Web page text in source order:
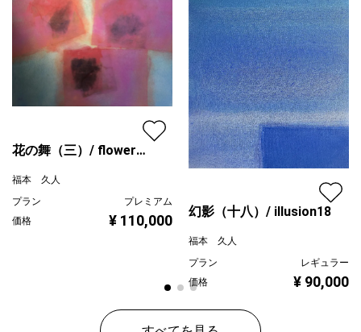
配送目安
二週間以内
花の舞（三）/ flower
福本 久人
プラン
プレミアム
価格
¥ 110,000
幻影（十八）/ illusion18
福本 久人
プラン
レギュラー
価格
¥ 90,000